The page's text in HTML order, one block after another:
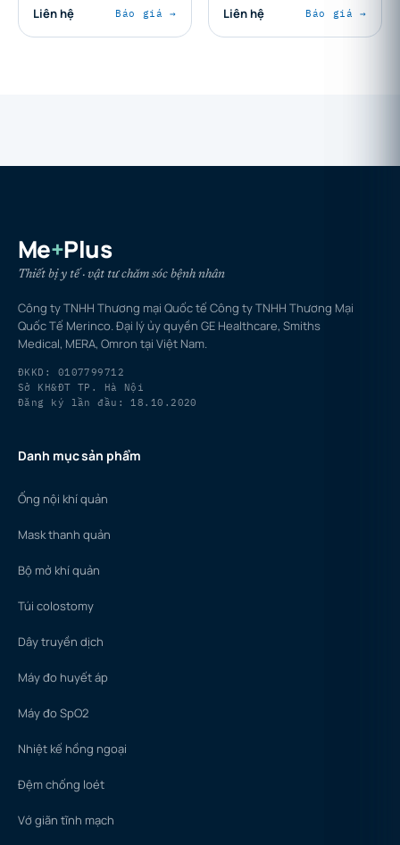
Liên hệ Báo giá → Liên hệ Báo giá →
Me+Plus
Thiết bị y tế · vật tư chăm sóc bệnh nhân
Công ty TNHH Thương mại Quốc tế Công ty TNHH Thương Mại
Quốc Tế Merinco. Đại lý ủy quyền GE Healthcare, Smiths
Medical, MERA, Omron tại Việt Nam.
ĐKKD: 0107799712
Sở KH&ĐT TP. Hà Nội
Đăng ký lần đầu: 18.10.2020
Danh mục sản phẩm
Ống nội khí quản
Mask thanh quản
Bộ mở khí quản
Túi colostomy
Dây truyền dịch
Máy đo huyết áp
Máy đo SpO2
Nhiệt kế hồng ngoại
Đệm chống loét
Vớ giãn tĩnh mạch